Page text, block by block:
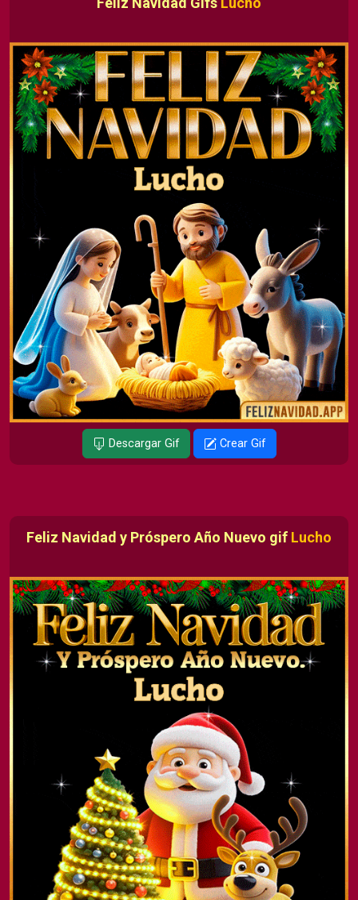
Descargar Gif Crear Gif
Feliz Navidad y Próspero Año Nuevo gif Lucho